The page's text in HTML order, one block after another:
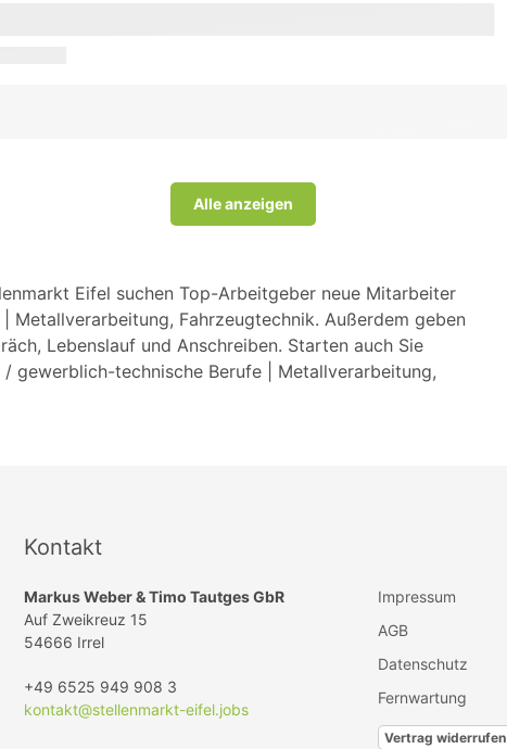
Alle anzeigen
Eifel suchen Top-Arbeitgeber neue Mitarbeiter
Fahrzeugtechnik. Außerdem geben
Lebenslauf und Anschreiben. Starten auch Sie
gewerblich-technische Berufe | Metallverarbeitung,
Kontakt
Markus Weber & Timo Tautges GbR
Auf Zweikreuz 15
54666 Irrel
+49 6525 949 908 3
kontakt@stellenmarkt-eifel.jobs
Impressum
AGB
Datenschutz
Fernwartung
Vertrag widerrufen